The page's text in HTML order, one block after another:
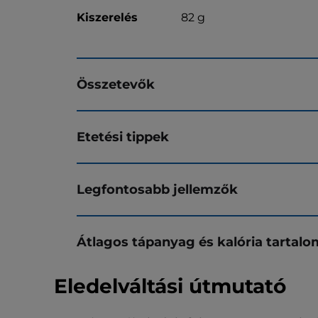
Kiszerelés 82 g
Összetevők
Etetési tippek
Legfontosabb jellemzők
Átlagos tápanyag és kalória
Eledelváltási útmutató